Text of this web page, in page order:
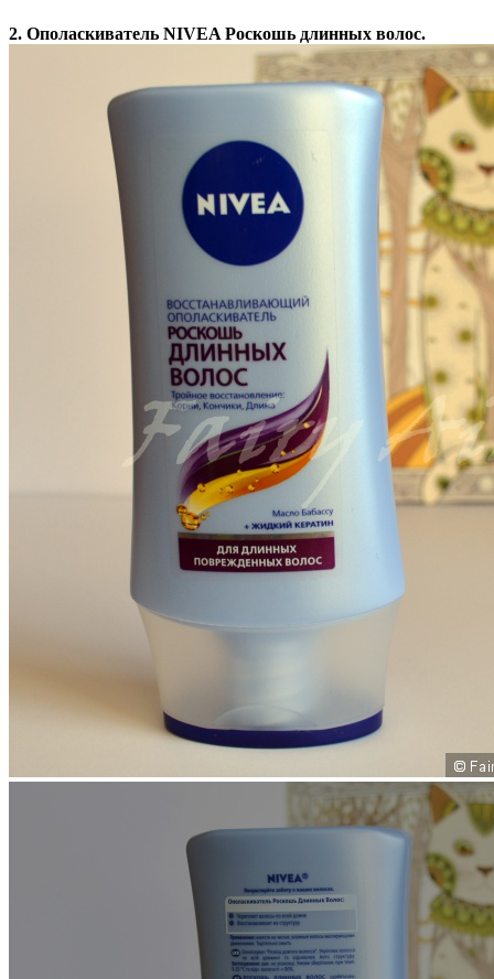
2. Ополаскиватель NIVEA Роскошь длинных волос.